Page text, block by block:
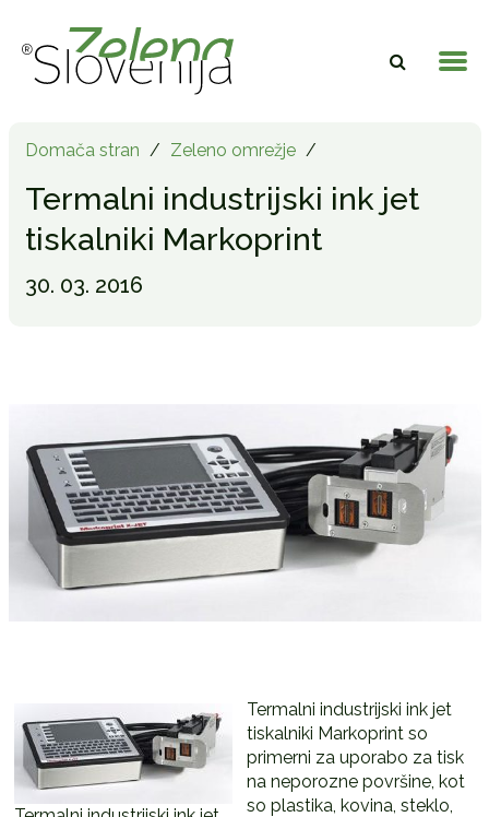
Domača stran / Zeleno omrežje /
Termalni industrijski ink jet
tiskalniki Markoprint
30. 03. 2016
Termalni industrijski ink jet
tiskalniki Markoprint so
primerni za uporabo za tisk
na neporozne površine, kot
so plastika, kovina, steklo,